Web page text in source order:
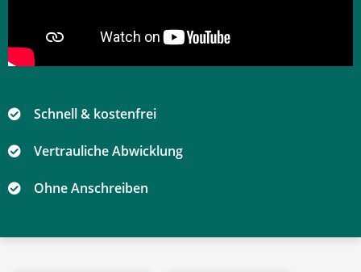
Schnell & kostenfrei
Vertrauliche Abwicklung
Ohne Anschreiben